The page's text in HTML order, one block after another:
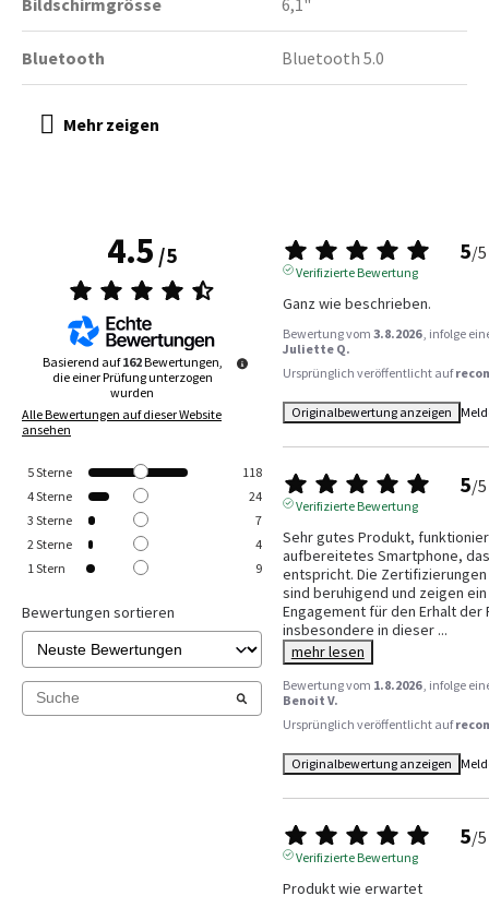
Bildschirmgrösse 6,1"
Bluetooth Bluetooth 5.0
4.5/5
Basierend auf162Bewertungen,
die einer Prüfung unterzogen
wurden
Alle Bewertungen auf dieser Website
ansehen
5Sterne
118
4Sterne
24
3 Sterne
7
2 Sterne
4
1 Stern 9
Bewertungen sortieren
5/5
Verifizierte Bewertung
Ganz wie beschrieben.
Bewertung vom 3.8.2026 , infolge
Juliette Q.
Ursprünglich veröffentlicht auf
Originalbewertung anzeigen
5/5
Verifizierte Bewertung
Sehr gutes Produkt,
aufbereitetes Smartphone,
entspricht. Die
sind beruhigend und zeigen
Engagement für den Erhalt
insbesondere in dieser ...
mehr lesen
Bewertung vom 1.8.2026 , infolge
Benoit V.
Ursprünglich veröffentlicht auf
Originalbewertung anzeigen
5/5
Verifizierte Bewertung
Produkt wie erwartet